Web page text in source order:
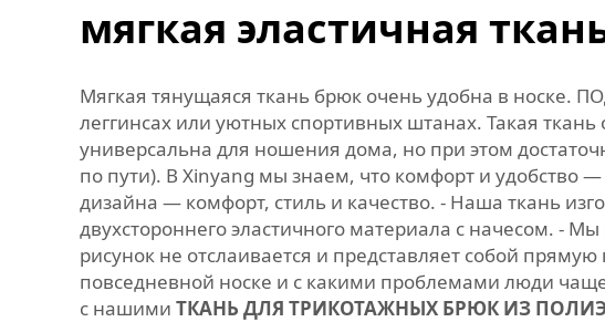
мягкая эластичная
Мягкая тянущаяся ткань брюк очень удобна в носке.
леггинсах или уютных спортивных штанах. Такая
универсальна для ношения дома, но при этом
по пути). В Xinyang мы знаем, что комфорт и удобство
дизайна — комфорт, стиль и качество. - Наша ткань
двухстороннего эластичного материала с начесом. -
рисунок не отслаивается и представляет собой
повседневной носке и с какими проблемами люди
с нашими ТКАНЬ ДЛЯ ТРИКОТАЖНЫХ БРЮК ИЗ